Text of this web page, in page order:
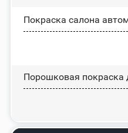
Покраска салона
Порошковая покраска